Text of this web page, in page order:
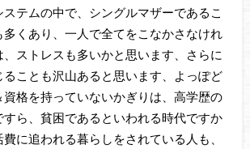
テムの中で、シングルマザーであるこ
多くあり、一人で全てをこなかさなけれ
ストレスも多いかと思います、さらに
ることも沢山あると思います、よっぽど
資格を持っていないかぎりは、高学歴の
ら、貧困であるといわれる時代ですか
に追われる暮らしをされている人も、